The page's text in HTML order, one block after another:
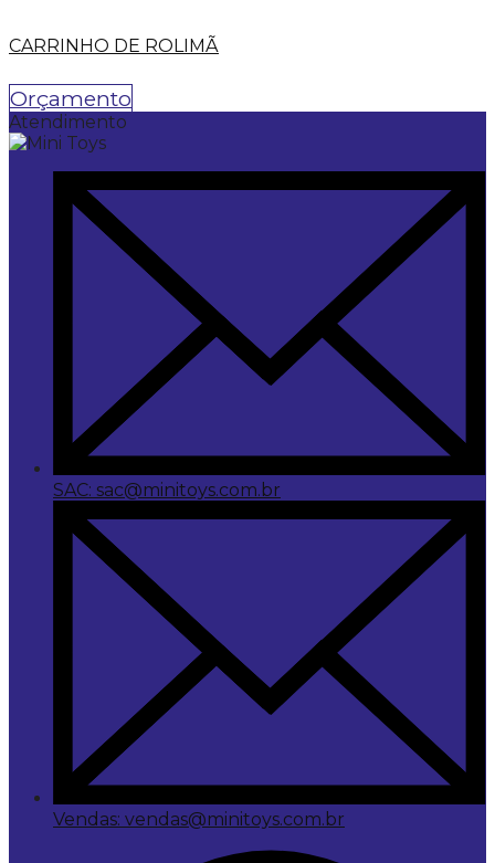
CARRINHO DE ROLIMÃ
Orçamento
Atendimento
SAC: sac@minitoys.com.br
Vendas: vendas@minitoys.com.br